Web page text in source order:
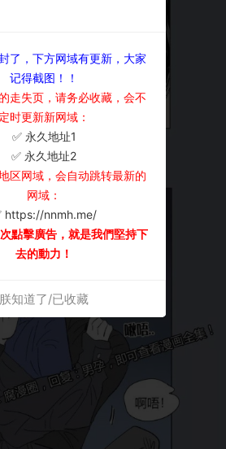
了，下方网域有更新，大家
记得截图！！
走失页，请务必收藏，会不
定时更新新网域：
✅ 永久地址1
✅ 永久地址2
区网域，会自动跳转最新的
网域：
https://nnmh.me/
點擊廣告，就是我們堅持下
去的動力！
朕知道了/已收藏